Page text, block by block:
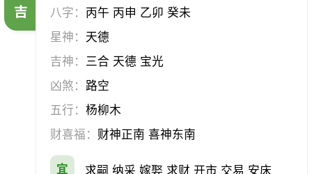
吉
八字： 丙午 丙申 乙卯 癸未
星神： 天德
吉神： 三合 天德 宝光
凶煞： 路空
五行：杨柳木
财喜福： 财神正南 喜神东南
宜 求嗣 纳采 嫁娶 求财 开市 交易 安床